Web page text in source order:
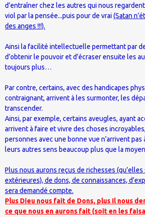
d’entraîner chez les autres qui nous
viol par la pensée...puis pour de vrai(Satan
des anges !!!).
Ainsi la facilité intellectuelle permettant par
d’obtenir le pouvoir et d’écraser ensuite les
toujours plus…
Par contre, certains, avec des handicapes
contraignant, arrivent à les surmonter, les
transcender.
Ainsi, par exemple, certains aveugles, ayant
arrivent à faire et vivre des choses
personnes avec une bonne vue n’arrivent
leurs autres sens beaucoup plus que la
Plus nous aurons reçus de richesses
extérieures), de dons, de connaissances,
sera demandé compte.
Plus Dieu nous fait de Dons, plus Il nous
ce que nous en aurons fait (soit en les